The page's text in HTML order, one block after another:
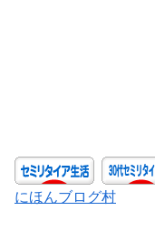
にほんブログ村